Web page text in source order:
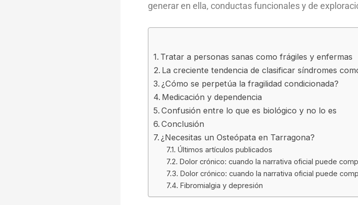
generar en ella, conductas funcionales y de
Tratar a personas sanas como frágiles y enfermas
La creciente tendencia de clasificar síndromes
¿Cómo se perpetúa la fragilidad condicionada?
Medicación y dependencia
Confusión entre lo que es biológico y no lo es
Conclusión
¿Necesitas un Osteópata en Tarragona?
Últimos artículos publicados
Dolor crónico: cuando la narrativa oficial puede
Dolor crónico: cuando la narrativa oficial puede
Fibromialgia y depresión